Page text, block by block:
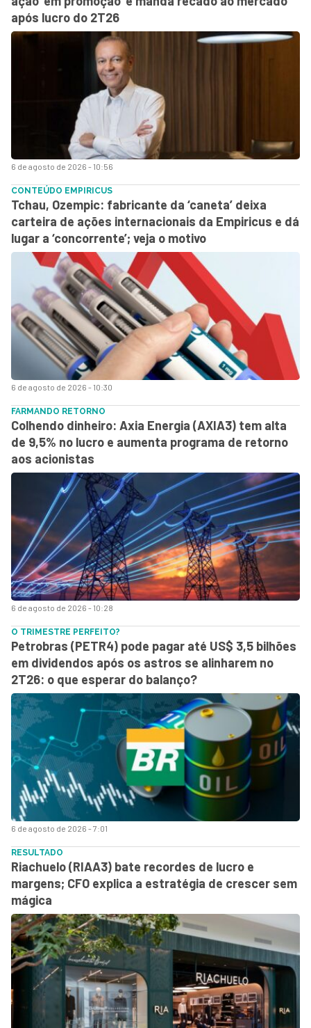
6 de agosto de 2026 - 10:56
após lucro do 2T26
6 de agosto de 2026 - 10:30
CONTEÚDO EMPIRICUS
Tchau, Ozempic: fabricante da ‘caneta’ deixa
carteira de ações internacionais da Empiricus e dá
lugar a ‘concorrente’; veja o motivo
6 de agosto de 2026 - 10:28
FARMANDO RETORNO
Colhendo dinheiro: Axia Energia (AXIA3) tem alta
de 9,5% no lucro e aumenta programa de retorno
aos acionistas
6 de agosto de 2026 - 7:01
O TRIMESTRE PERFEITO?
Petrobras (PETR4) pode pagar até US$ 3,5 bilhões
em dividendos após os astros se alinharem no
2T26: o que esperar do balanço?
RESULTADO
Riachuelo (RIAA3) bate recordes de lucro e
margens; CFO explica a estratégia de crescer sem
mágica